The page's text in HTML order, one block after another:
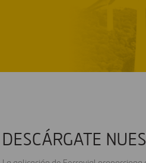
DESCÁRGATE